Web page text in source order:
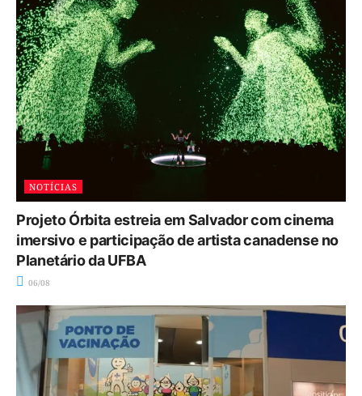
NOTÍCIAS
Projeto Órbita estreia em Salvador com cinema
imersivo e participação de artista canadense no
Planetário da UFBA
06/08